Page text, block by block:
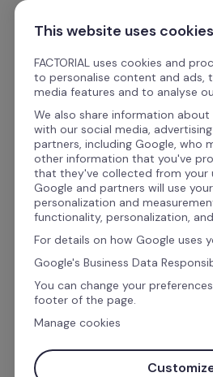
Ir al contenido
eBooks
Teletrabajo
Guía para la
Home Office
descargar
Completa el formulario y
de Implementación del
This website uses cookies
FACTORIAL uses cookies and
to personalise content and ads,
media features and to analyse
We also share information
with our social media,
partners, including Google, who
other information that you've
that they've collected from your
Google and partners will use
personalization and
functionality, personalization,
For details on how Google uses
Google's Business Data
You can change your
footer of the page.
Manage cookies